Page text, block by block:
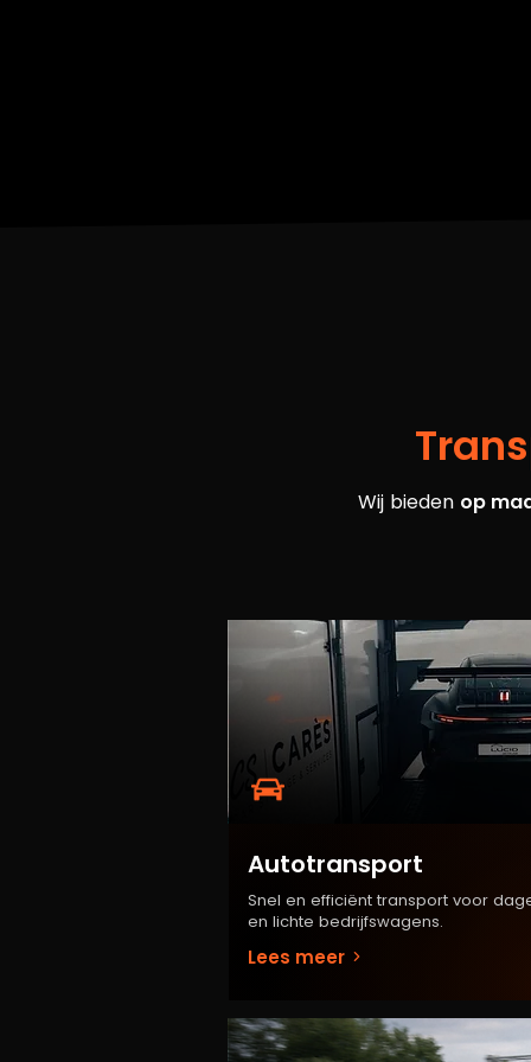
Wij bieden op
Autotransport
Snel en efficiënt transport voor
en lichte bedrijfswagens.
Lees meer